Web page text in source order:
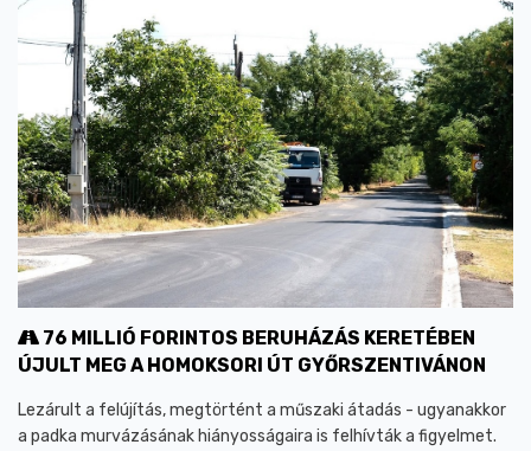
76 MILLIÓ FORINTOS BERUHÁZÁS KERETÉBEN
ÚJULT MEG A HOMOKSORI ÚT GYŐRSZENTIVÁNON
Lezárult a felújítás, megtörtént a műszaki átadás - ugyanakkor
a padka murvázásának hiányosságaira is felhívták a figyelmet.